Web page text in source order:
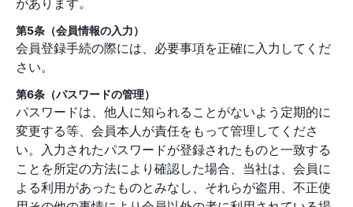
があります。
第5条（会員情報の入力）
会員登録手続の際には、必要事項を正確に入力してくだ
さい。
第6条（パスワードの管理）
パスワードは、他人に知られることがないよう定期的に
変更する等、会員本人が責任をもって管理してくださ
い。入力されたパスワードが登録されたものと一致する
ことを所定の方法により確認した場合、当社は、会員に
よる利用があったものとみなし、それらが盗用、不正使